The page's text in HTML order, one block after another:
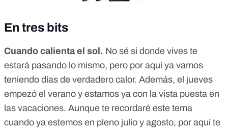
En tres bits
Cuando calienta el sol. No sé si donde vives te
estará pasando lo mismo, pero por aquí ya vamos
teniendo días de verdadero calor. Además, el jueves
empezó el verano y estamos ya con la vista puesta en
las vacaciones. Aunque te recordaré este tema
cuando ya estemos en pleno julio y agosto, por aquíte